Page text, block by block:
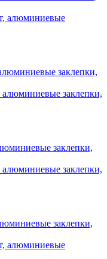
заклепки,
заклепки,
заклепки,